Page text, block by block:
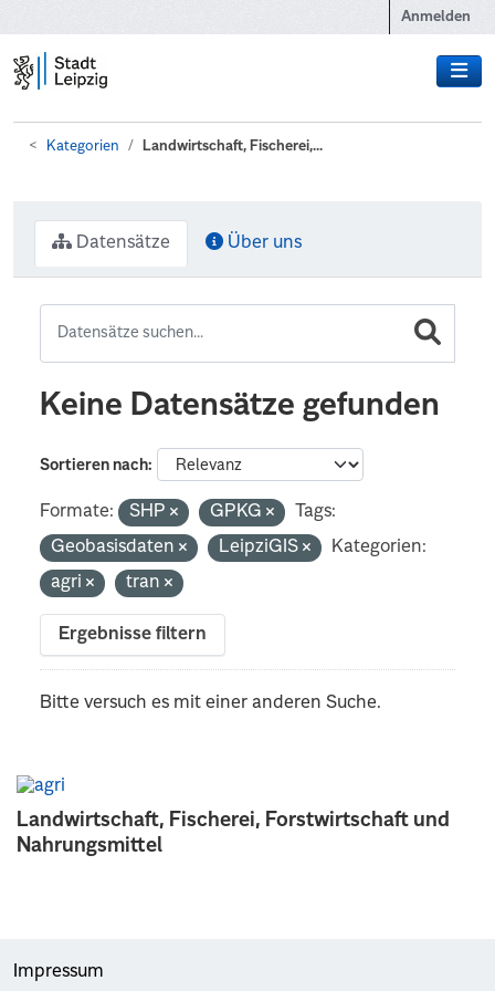
Anmelden
Kategorien Landwirtschaft, Fischerei,...
Landwirtschaft, Fischerei, Forstwirtschaft und
Nahrungsmittel
Datensätze Über uns
Keine Datensätze gefunden
Sortieren nach
Formate: SHP GPKG
Tags:
Geobasisdaten
LeipziGIS
Kategorien:
agri
tran
Ergebnisse filtern
Bitte versuch es mit einer anderen Suche.
Impressum